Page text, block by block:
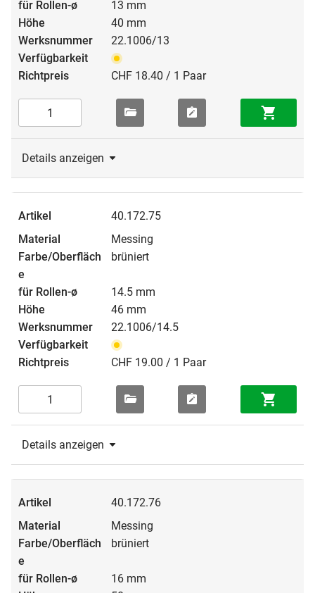
13 mm
40 mm
22.1006/13
CHF 18.40 / 1 Paar
Details anzeigen
40.172.75
Messing
brüniert
14.5 mm
46 mm
22.1006/14.5
CHF 19.00 / 1 Paar
Details anzeigen
40.172.76
Messing
brüniert
16 mm